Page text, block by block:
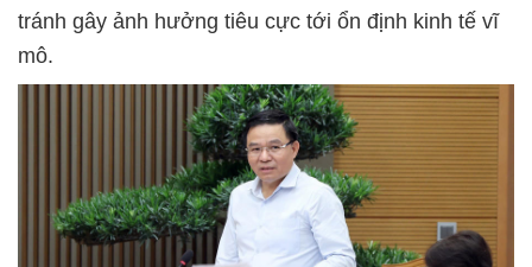
tránh gây ảnh hưởng tiêu cực tới ổn định kinh tế vĩ
mô.